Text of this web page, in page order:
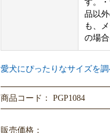
※法人のお客様へ、gelato
購入価格はメーカー希望小
ますので、予めご了承くだ
す。
品以
も、
の場合
愛犬にぴったりなサイズを
商品コード： PGP1084
販売価格：